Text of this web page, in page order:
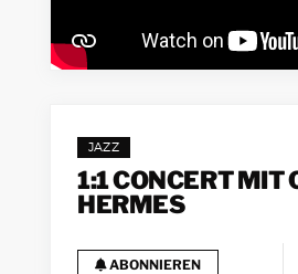
JAZZ
1:1 CONCERT MIT
HERMES
ABONNIEREN